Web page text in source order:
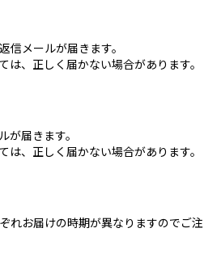
信メールが届きます。
、正しく届かない場合があります。
が届きます。
、正しく届かない場合があります。
れお届けの時期が異なりますのでご注